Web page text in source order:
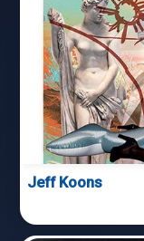
Jeff Koons